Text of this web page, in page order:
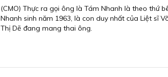
(CMO) Thực ra gọi ông là Tám Nhanh là theo thứ
Nhanh sinh năm 1963, là con duy nhất của Liệt sĩ
Thị Dẽ đang mang thai ông.